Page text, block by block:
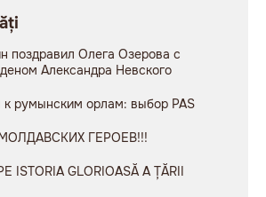
поздравил Олега Озерова с
Александра Невского
румынским орлам: выбор PAS
ГЕРОЕВ!!!
ISTORIA GLORIOASĂ A ȚĂRII